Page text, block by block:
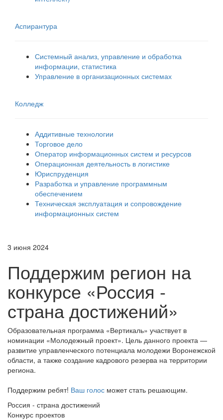
Аспирантура
Системный анализ, управление и обработка
информации, статистика
Управление в организационных системах
Колледж
Аддитивные технологии
Торговое дело
Оператор информационных систем и ресурсов
Операционная деятельность в логистике
Юриспруденция
Разработка и управление программным
обеспечением
Техническая эксплуатация и сопровождение
информационных систем
3 июня 2024
Поддержим регион на
конкурсе «Россия -
страна достижений»
Образовательная программа «Вертикаль» участвует в
номинации «Молодежный проект». Цель данного проекта —
развитие управленческого потенциала молодежи Воронежской
области, а также создание кадрового резерва на территории
региона.
Поддержим ребят! Ваш голос может стать решающим.
Россия - страна достижений
Конкурс проектов